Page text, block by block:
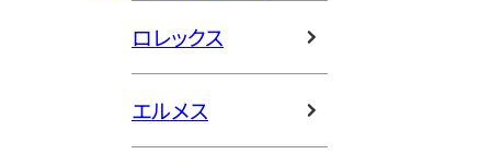
ロレックス
エルメス